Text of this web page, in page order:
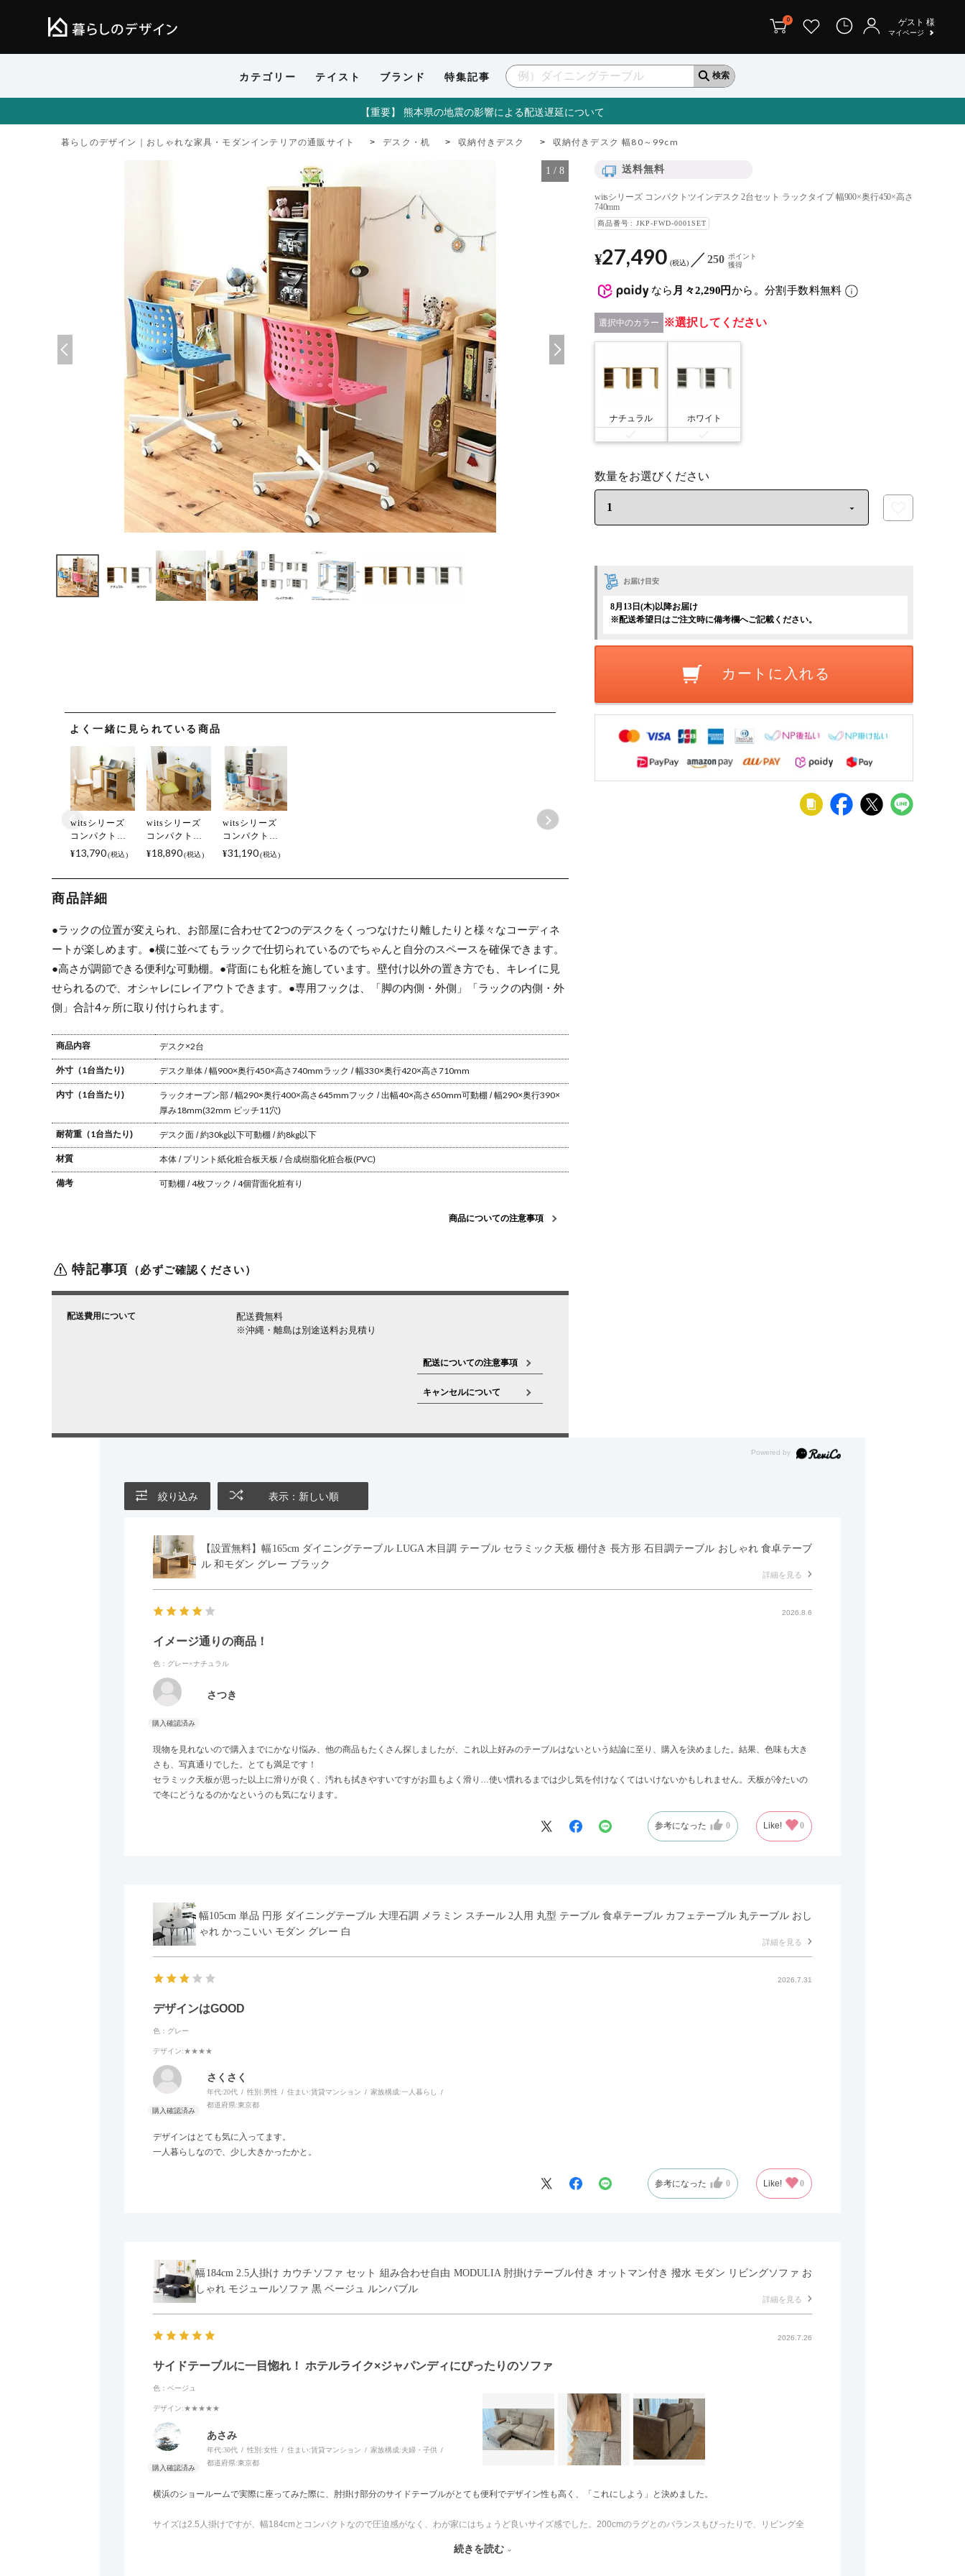
カテゴリー テイスト ブランド 特集記事
0 ゲスト 様
マイページ
【重要】 熊本県の地震の影響による配送遅延について
暮らしのデザイン｜おしゃれな家具・モダンインテリアの通販サイト デスク・机 収納付きデスク 収納付きデスク 幅80～99cm
1 / 8
よく一緒に見られている商品
witsシリーズ
コンパクトツ
インデスク ラ
ックタイプ 幅
¥13,790 税込
witsシリーズ
コンパクトツ
インデスク チ
ェストタイプ
¥18,890 税込
witsシリーズ
コンパクトツ
インデスク 2台
セット ラック
¥31,190 税込
商品詳細
●ラックの位置が変えられ、お部屋に合わせて2つのデスクをくっつなけたり離したりと様々なコーディネ
ートが楽しめます。 ●横に並べてもラックで仕切られているのでちゃんと自分のスペースを確保できます。
●高さが調節できる便利な可動棚。 ●背面にも化粧を施しています。壁付け以外の置き方でも、キレイに見
せられるので、オシャレにレイアウトできます。 ●専用フックは、「脚の内側・外側」「ラックの内側・外
側」合計4ヶ所に取り付けられます。
商品内容 デスク×2台
外寸（1台当たり) デスク単体 / 幅900×奥行450×高さ740mmラック / 幅330×奥行420×高さ710mm
内寸（1台当たり) ラックオープン部 / 幅290×奥行400×高さ645mmフック / 出幅40×高さ650mm可動棚 / 幅290×奥行390×
厚み18mm(32mm ピッチ11穴)
耐荷重（1台当たり) デスク面 / 約30kg以下可動棚 / 約8kg以下
材質 本体 / プリント紙化粧合板天板 / 合成樹脂化粧合板(PVC)
備考 可動棚 / 4枚フック / 4個背面化粧有り
商品についての注意事項
特記事項 （必ずご確認ください）
配送費用について
配送費無料
※沖縄・離島は別途送料お見積り
配送についての注意事項
キャンセルについて
送料無料
witsシリーズ コンパクトツインデスク 2台セット ラックタイプ 幅900×奥行450×高さ
740mm
商品番号 JKP-FWD-0001SET
なら 月々2,290円から。分割手数料無料
¥27,490 税込 250 ポイント
獲得
お届け目安
8月13日(木)以降お届け
※配送希望日はご注文時に備考欄へご記載ください。
カラー 選択してください
ナチュラル ホワイト
カートに入れる
絞り込み 表示：新しい順
【設置無料】幅165cm ダイニングテーブル LUGA 木目調 テーブル セラミック天板 棚付き 長方形 石目調テーブル おしゃれ 食卓テーブ
ル 和モダン グレー ブラック
詳細を見る
2026.8.6
イメージ通りの商品！
色：グレー×ナチュラル
さつき
現物を見れないので購入までにかなり悩み、他の商品もたくさん探しましたが、これ以上好みのテーブルはないという結論に至り、購入を決めました。結果、色味も大き
さも、写真通りでした。とても満足です！
セラミック天板が思った以上に滑りが良く、汚れも拭きやすいですがお皿もよく滑り…使い慣れるまでは少し気を付けなくてはいけないかもしれません。天板が冷たいの
で冬にどうなるのかなというのも気になります。
参考になった 0 Like! 0
幅105cm 単品 円形 ダイニングテーブル 大理石調 メラミン スチール 2人用 丸型 テーブル 食卓テーブル カフェテーブル 丸テーブル おし
ゃれ かっこいい モダン グレー 白
詳細を見る
2026.7.31
デザインはGOOD
色：グレー
デザイン:★★★★
さくさく
年代:20代 性別:男性 住まい:賃貸マンション 家族構成:一人暮らし
都道府県:東京都
デザインはとても気に入ってます。
一人暮らしなので、少し大きかったかと。
参考になった 0 Like! 0
幅184cm 2.5人掛け カウチソファ セット 組み合わせ自由 MODULIA 肘掛けテーブル付き オットマン付き 撥水 モダン リビングソファ お
しゃれ モジュールソファ 黒 ベージュ ルンバブル
詳細を見る
2026.7.26
サイドテーブルに一目惚れ！ ホテルライク×ジャパンディにぴったりのソファ
色：ベージュ
デザイン:★★★★★
あさみ
年代:30代 性別:女性 住まい:賃貸マンション 家族構成:夫婦・子供
都道府県:東京都
横浜のショールームで実際に座ってみた際に、肘掛け部分のサイドテーブルがとても便利でデザイン性も高く、「これにしよう」と決めました。
サイズは2.5人掛けですが、幅184cmとコンパクトなので圧迫感がなく、わが家にはちょうど良いサイズ感でした。200cmのラグとのバランスもぴったりで、リビング全
続きを読む